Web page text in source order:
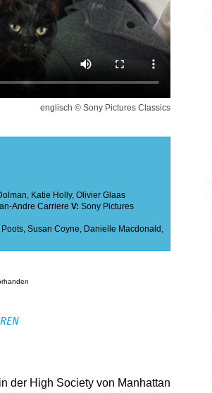
englisch © Sony Pictures Classics
, Katie Holly, Olivier Glaas
Andre Carriere V: Sony Pictures
Poots, Susan Coyne, Danielle Macdonald ,
der High Society von Manhattan